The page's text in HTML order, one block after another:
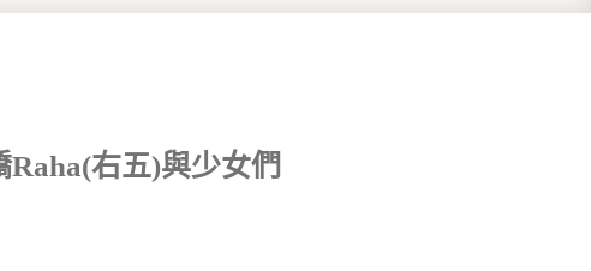
右五)與少女們